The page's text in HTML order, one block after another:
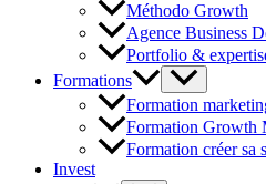
Méthodo Growth
Agence Business
Portfolio &
Formations
Formation
Formation Growth
Formation créer sa
Invest